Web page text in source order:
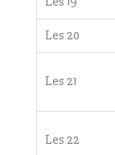
Les 20
Les 21
Les 22